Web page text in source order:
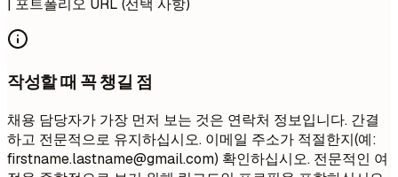
| 포트폴리오 URL (선택 사항)
작성할 때 꼭 챙길 점
채용 담당자가 가장 먼저 보는 것은 연락처 정보입니다. 간결
하고 전문적으로 유지하십시오. 이메일 주소가 적절한지(예:
firstname.lastname@gmail.com) 확인하십시오. 전문적인 여